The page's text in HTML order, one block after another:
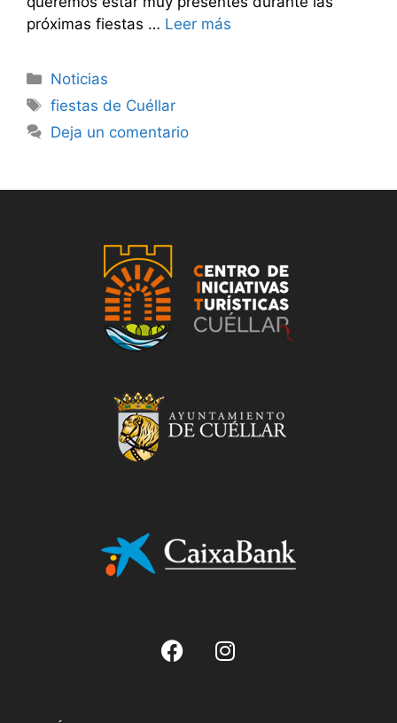
próximas fiestas … Leer más
Noticias
fiestas de Cuéllar
Deja un comentario